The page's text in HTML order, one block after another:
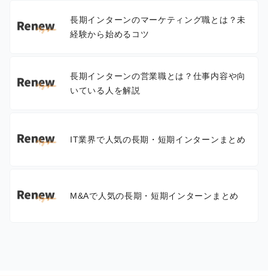
長期インターンのマーケティング職とは？未
経験から始めるコツ
長期インターンの営業職とは？仕事内容や向
いている人を解説
IT業界で人気の長期・短期インターンまとめ
M&Aで人気の長期・短期インターンまとめ